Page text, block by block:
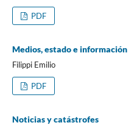
PDF
Medios, estado e información
Filippi Emilio
PDF
Noticias y catástrofes